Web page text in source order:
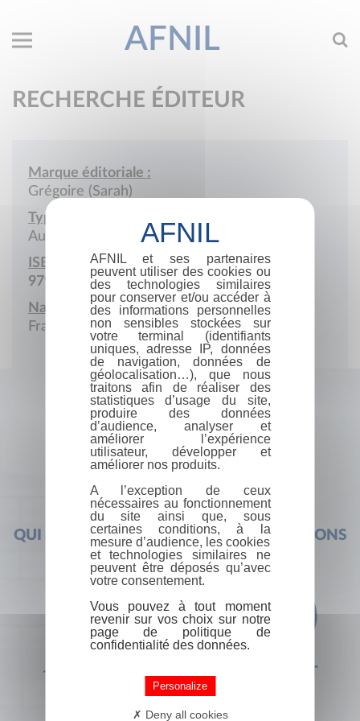
AFNIL
RECHERCHE ÉDITEUR
Marque éditoriale :
Grégoire (Sarah)
Type de société :
Auto-édition
ISBN :
979-10-415-4589-6
Nationalité :
France
QUI SOMMES-NOUS ? FOIRE AUX QUESTIONS
+33 (0) 1 44 41 29 19 CONTACT
AFNIL et ses partenaires
peuvent utiliser des cookies ou
des technologies similaires
pour conserver et/ou accéder à
des informations personnelles
non sensibles stockées sur
votre terminal (identifiants
uniques, adresse IP, données
de navigation, données de
géolocalisation…), que nous
traitons afin de réaliser des
statistiques d’usage du site,
produire des données
d’audience, analyser et
améliorer l’expérience
utilisateur, développer et
améliorer nos produits.
A l’exception de ceux
nécessaires au fonctionnement
du site ainsi que, sous
certaines conditions, à la
mesure d’audience, les cookies
et technologies similaires ne
peuvent être déposés qu’avec
votre consentement.
Vous pouvez à tout moment
revenir sur vos choix sur notre
page de politique de
confidentialité des données.
Personalize
Deny all cookies